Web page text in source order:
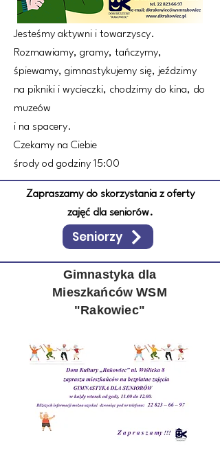
Jesteśmy aktywni i towarzyscy.
Rozmawiamy, gramy, tańczymy,
śpiewamy, gimnastykujemy się, jeździmy
na pikniki i wycieczki, chodzimy do kina, do
muzeów
i na spacery.
Czekamy na Ciebie
środy od godziny 15:00
Zapraszamy do skorzystania z oferty
zajęć dla seniorów.
Seniorzy
Gimnastyka dla
MieszkańcówWSM
"Rakowiec"